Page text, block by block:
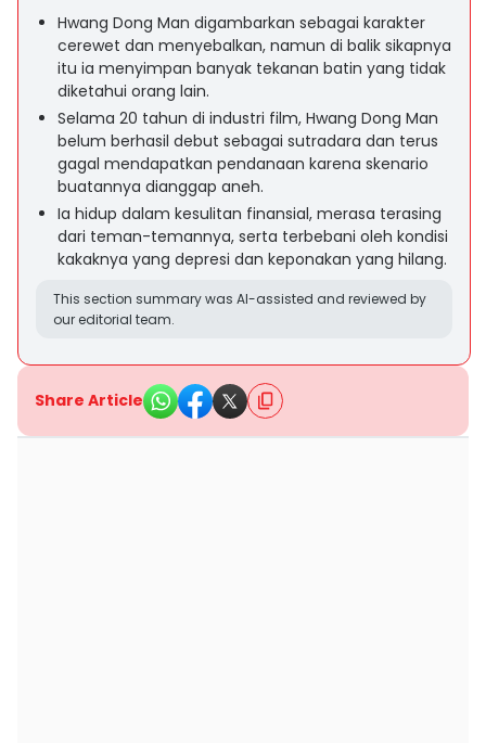
Hwang Dong Man digambarkan sebagai karakter
cerewet dan menyebalkan, namun di balik sikapnya
itu ia menyimpan banyak tekanan batin yang tidak
diketahui orang lain.
Selama 20 tahun di industri film, Hwang Dong Man
belum berhasil debut sebagai sutradara dan terus
gagal mendapatkan pendanaan karena skenario
buatannya dianggap aneh.
Ia hidup dalam kesulitan finansial, merasa terasing
dari teman-temannya, serta terbebani oleh kondisi
kakaknya yang depresi dan keponakan yang hilang.
This section summary was AI-assisted and reviewed by
our editorial team.
Share Article